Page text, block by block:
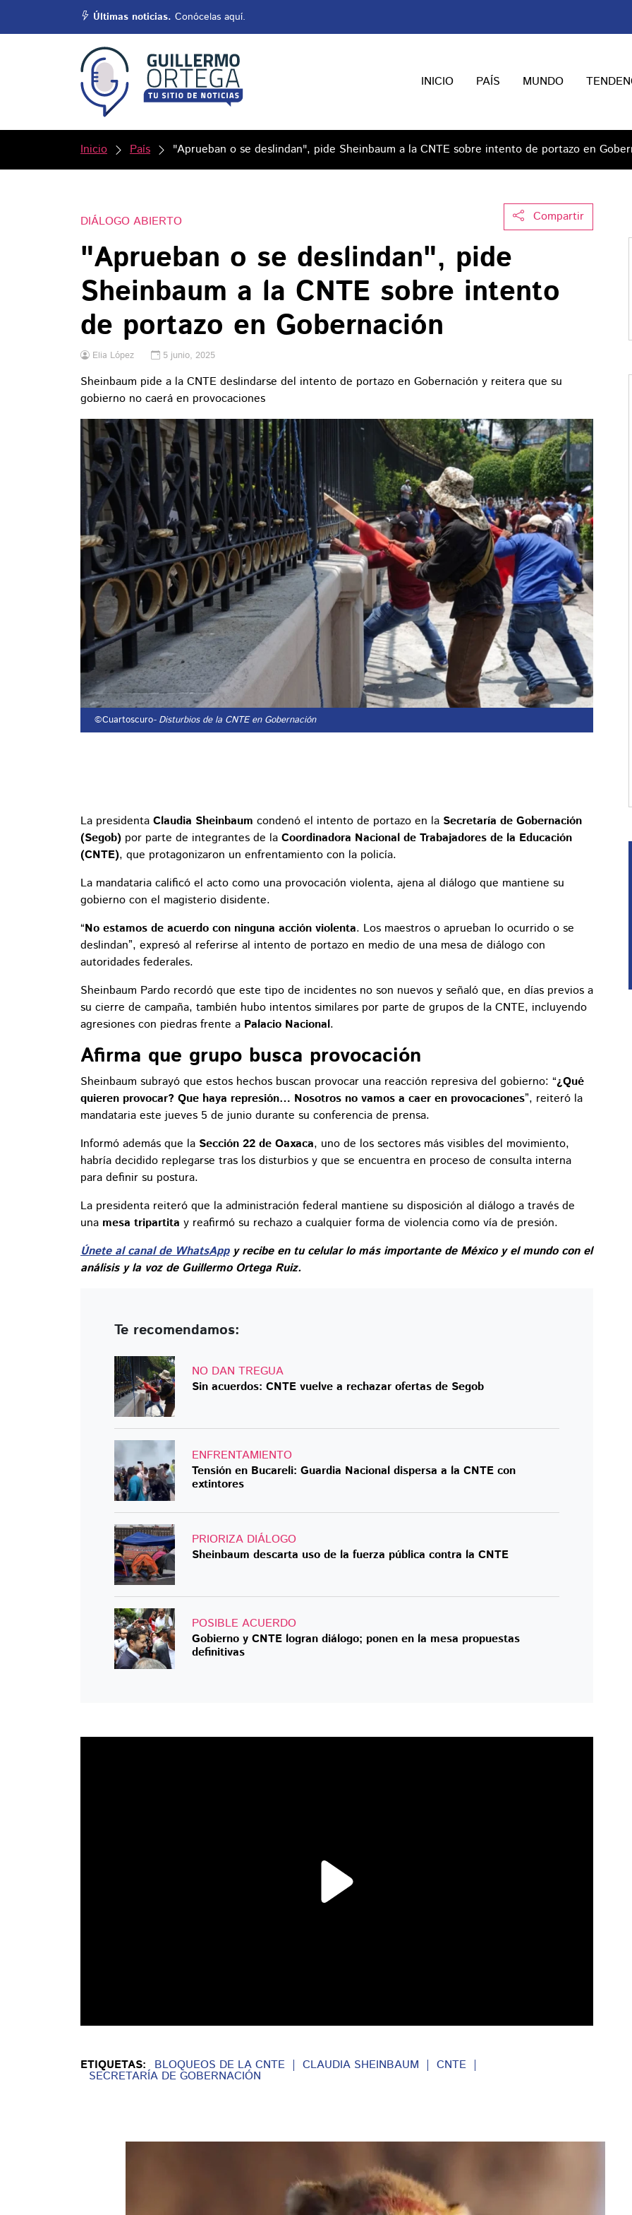
Últimas noticias. Conócelas aquí.
INICIO PAÍS MUNDO
Inicio País "Aprueban o se deslindan", pide Sheinbaum a la CNTE sobre intento de portazo en
Compartir
DIÁLOGO ABIERTO
"Aprueban o se deslindan", pide
Sheinbaum a la CNTE sobre intento
de portazo en Gobernación
Elia López 5 junio, 2025
Sheinbaum pide a la CNTE deslindarse del intento de portazo en Gobernación y reitera que su
gobierno no caerá en provocaciones
©Cuartoscuro- Disturbios de la CNTE en Gobernación
La presidenta Claudia Sheinbaum condenó el intento de portazo en la Secretaría de Gobernación
(Segob) por parte de integrantes de la Coordinadora Nacional de Trabajadores de la Educación
(CNTE), que protagonizaron un enfrentamiento con la policía.
La mandataria calificó el acto como una provocación violenta, ajena al diálogo que mantiene su
gobierno con el magisterio disidente.
“No estamos de acuerdo con ninguna acción violenta. Los maestros o aprueban lo ocurrido o se
deslindan”, expresó al referirse al intento de portazo en medio de una mesa de diálogo con
autoridades federales.
Sheinbaum Pardo recordó que este tipo de incidentes no son nuevos y señaló que, en días previos a
su cierre de campaña, también hubo intentos similares por parte de grupos de la CNTE, incluyendo
agresiones con piedras frente a Palacio Nacional.
Afirma que grupo busca provocación
Sheinbaum subrayó que estos hechos buscan provocar una reacción represiva del gobierno: “¿Qué
quieren provocar? Que haya represión… Nosotros no vamos a caer en provocaciones”, reiteró la
mandataria este jueves 5 de junio durante su conferencia de prensa.
Informó además que la Sección 22 de Oaxaca, uno de los sectores más visibles del movimiento,
habría decidido replegarse tras los disturbios y que se encuentra en proceso de consulta interna
para definir su postura.
La presidenta reiteró que la administración federal mantiene su disposición al diálogo a través de
una mesa tripartita y reafirmó su rechazo a cualquier forma de violencia como vía de presión.
Únete al canal de WhatsAppy recibe en tu celular lo más importante de México y el mundo con el
análisis y la voz de Guillermo Ortega Ruiz.
Te recomendamos:
NO DAN TREGUA
Sin acuerdos: CNTE vuelve a rechazar ofertas de Segob
ENFRENTAMIENTO
Tensión en Bucareli: Guardia Nacional dispersa a la CNTE con
extintores
PRIORIZA DIÁLOGO
Sheinbaum descarta uso de la fuerza pública contra la CNTE
POSIBLE ACUERDO
Gobierno y CNTE logran diálogo; ponen en la mesa propuestas
definitivas
ETIQUETAS: BLOQUEOS DE LA CNTE CLAUDIA SHEINBAUM CNTE
SECRETARÍA DE GOBERNACIÓN